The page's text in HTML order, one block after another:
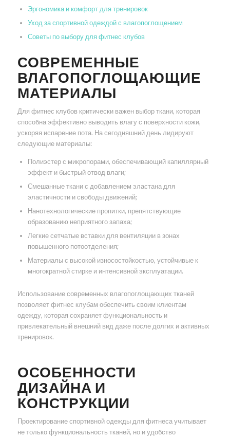
Эргономика и комфорт для тренировок
Уход за спортивной одеждой с влагопоглощением
Советы по выбору для фитнес клубов
СОВРЕМЕННЫЕ
ВЛАГОПОГЛОЩАЮЩИЕ
МАТЕРИАЛЫ
Для фитнес клубов критически важен выбор ткани, которая
способна эффективно выводить влагу с поверхности кожи,
ускоряя испарение пота. На сегодняшний день лидируют
следующие материалы:
Полиэстер с микропорами, обеспечивающий капиллярный
эффект и быстрый отвод влаги;
Смешанные ткани с добавлением эластана для
эластичности и свободы движений;
Нанотехнологические пропитки, препятствующие
образованию неприятного запаха;
Легкие сетчатые вставки для вентиляции в зонах
повышенного потоотделения;
Материалы с высокой износостойкостью, устойчивые к
многократной стирке и интенсивной эксплуатации.
Использование современных влагопоглощающих тканей
позволяет фитнес клубам обеспечить своим клиентам
одежду, которая сохраняет функциональность и
привлекательный внешний вид даже после долгих и активных
тренировок.
ОСОБЕННОСТИ
ДИЗАЙНА И
КОНСТРУКЦИИ
Проектирование спортивной одежды для фитнеса учитывает
не только функциональность тканей, но и удобство